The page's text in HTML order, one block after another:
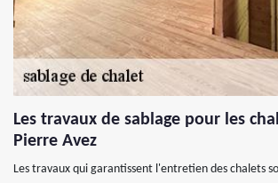
Les travaux de sablage pour les
Pierre Avez
Les travaux qui garantissent l'entretien des chalets